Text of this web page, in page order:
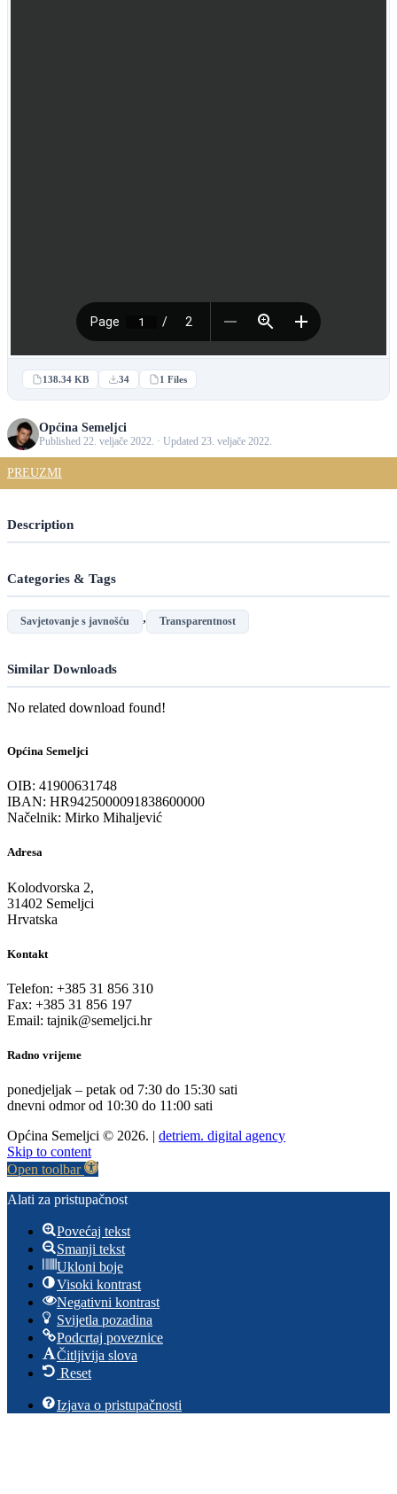
138.34 KB 34 1 Files
Općina Semeljci
Published 22. veljače 2022. · Updated 23. veljače 2022.
PREUZMI
Description
Categories & Tags
Savjetovanje s javnošću , Transparentnost
Similar Downloads
No related download found!
Općina Semeljci
OIB: 41900631748
IBAN: HR9425000091838600000
Načelnik: Mirko Mihaljević
Adresa
Kolodvorska 2,
31402 Semeljci
Hrvatska
Kontakt
Telefon: +385 31 856 310
Fax: +385 31 856 197
Email: tajnik@semeljci.hr
Radno vrijeme
ponedjeljak – petak od 7:30 do 15:30 sati
dnevni odmor od 10:30 do 11:00 sati
Općina Semeljci © 2026. | detriem. digital agency
Skip to content
Open toolbar
Alati za pristupačnost
Povećaj tekst
Smanji tekst
Ukloni boje
Visoki kontrast
Negativni kontrast
Svijetla pozadina
Podcrtaj poveznice
Čitljivija slova
Reset
Izjava o pristupačnosti